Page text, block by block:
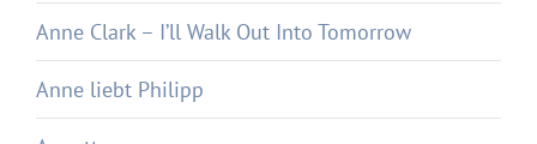
Anne Clark – I’ll Walk Out Into Tomorrow
Anne liebt Philipp